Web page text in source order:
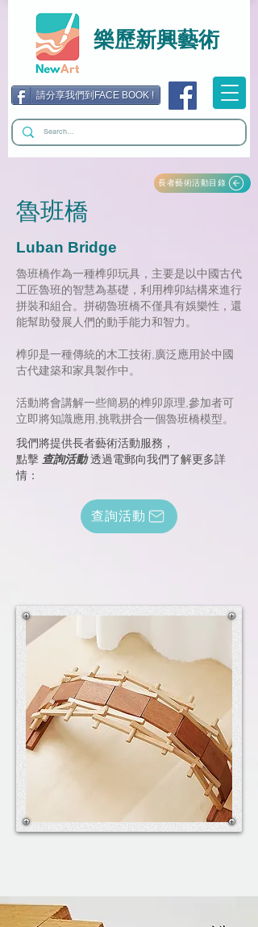
請分享我們到FACE BOOK !
樂歷新興藝術
長者藝術活動目錄
魯班橋
Luban Bridge
魯班橋作為一種榫卯玩具，主要是以中國古代
工匠魯班的智慧為基礎，利用榫卯結構來進行
拼裝和組合。拼砌魯班橋不僅具有娛樂性，還
能幫助發展人們的動手能力和智力。
榫卯是一種傳統的木工技術,廣泛應用於中國
古代建築和家具製作中。​
活動將會講解一些簡易的榫卯原理,參加者可
立即將知識應用,挑戰拼合一個魯班橋模型。
我們將提供長者藝術活動服務，
點擊 查詢活動透過電郵向我們了解更多詳
情：
查詢活動